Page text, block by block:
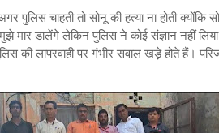
पुलिस चाहती तो सोनू की हत्या ना होती
मार डालेंगे लेकिन पुलिस ने कोई संज्ञान नहीं
की लापरवाही पर गंभीर सवाल खड़े होते हैं।